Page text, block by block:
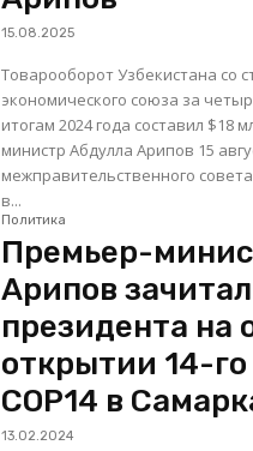
15.08.2025
Товарооборот Узбекистана со
экономического союза за
итогам 2024 года составил $18
министр Абдулла Арипов 15
межправительственного совета в
в...
Политика
Премьер-
Арипов
президента на
открытии 14-го
COP14 в
13.02.2024